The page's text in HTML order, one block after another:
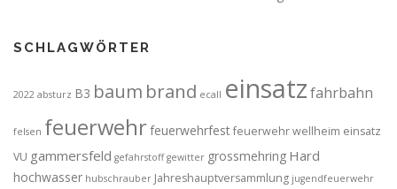
SCHLAGWÖRTER
2022 absturz B3 baum brand ecall einsatzfahrbahn
felsen feuerwehrfeuerwehrfest feuerwehr wellheim einsatz
VU gammersfeld gefahrstoff gewitter grossmehring Hard
hochwasser hubschrauber Jahreshauptversammlung jugendfeuerwehr